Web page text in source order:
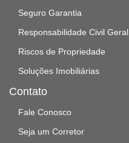
Seguro Garantia
Responsabilidade Civil Geral
Riscos de Propriedade
Soluções Imobiliárias
Contato
Fale Conosco
Seja um Corretor